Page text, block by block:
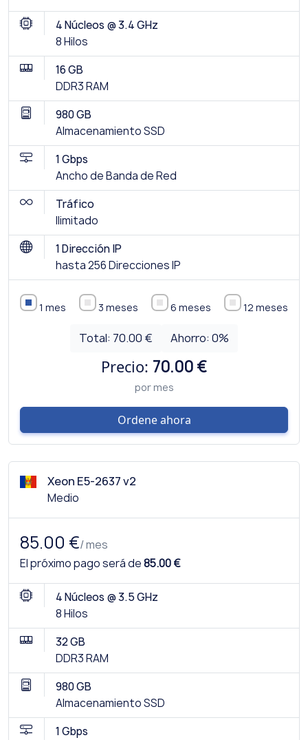
4 Núcleos @ 3.4 GHz
8 Hilos
16 GB
DDR3 RAM
980 GB
Almacenamiento SSD
1 Gbps
Ancho de Banda de Red
Tráfico
Ilimitado
1 Dirección IP
hasta 256 Direcciones IP
1 mes 3 meses 6 meses 12 meses
Total: 70.00 € Ahorro: 0%
Precio: 70.00 €
por mes
Ordene ahora
Xeon E5-2637 v2
Medio
85.00 €/ mes
El próximo pago será de85.00 €
4 Núcleos @ 3.5 GHz
8 Hilos
32 GB
DDR3 RAM
980 GB
Almacenamiento SSD
1 Gbps